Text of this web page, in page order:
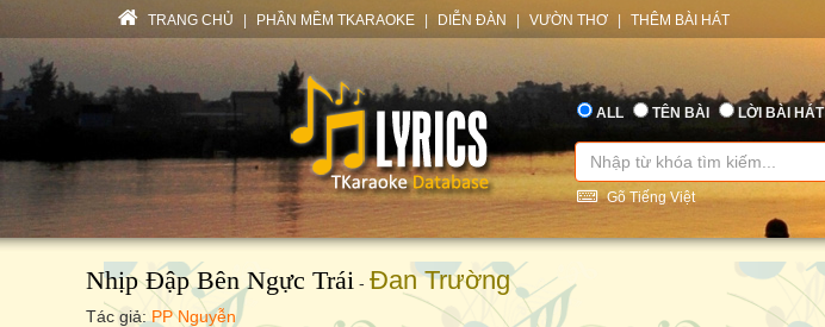
TRANG CHỦ PHẦN MỀM TKARAOKE DIỄN ĐÀN VƯỜN THƠ THÊM BÀI HÁT
ALL TÊN BÀI LỜI BÀI HÁT
Gõ Tiếng Việt
Nhịp Đập Bên Ngực Trái - Đan Trường
Tác giả: PP Nguyễn